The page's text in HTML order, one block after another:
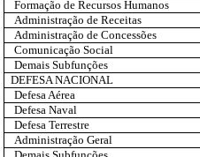
Formação de Recursos Humanos
Administração de Receitas
Administração de Concessões
Comunicação Social
Demais Subfunções
DEFESA NACIONAL
Defesa Aérea
Defesa Naval
Defesa Terrestre
Administração Geral